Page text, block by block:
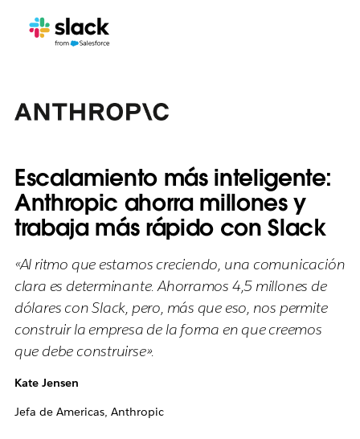
Escalamiento más inteligente:
Anthropic ahorra millones y
trabaja más rápido con Slack
«Al ritmo que estamos creciendo, una comunicación
clara es determinante. Ahorramos 4,5 millones de
dólares con Slack, pero, más que eso, nos permite
construir la empresa de la forma en que creemos
que debe construirse».
Kate Jensen
Jefa de Americas, Anthropic